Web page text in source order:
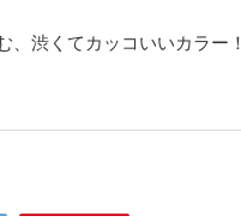
渋くてカッコいいカラー！